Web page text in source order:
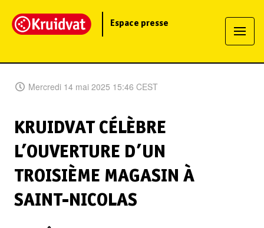
Espace presse
Mercredi 14 mai 2025 15:46 CEST
KRUIDVAT CÉLÈBRE
L’OUVERTURE D’UN
TROISIÈME MAGASIN À
SAINT-NICOLAS